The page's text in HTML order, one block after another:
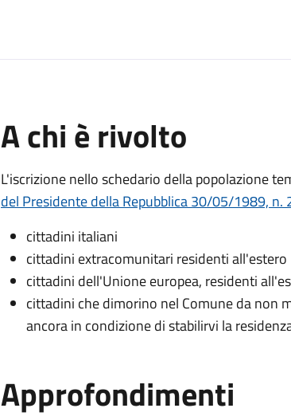
A chi è rivolto
L'iscrizione nello schedario della popolazione
del Presidente della Repubblica 30/05/1989, n.
cittadini italiani
cittadini extracomunitari residenti all'estero
cittadini dell'Unione europea, residenti
cittadini che dimorino nel Comune da non
ancora in condizione di stabilirvi la
Approfondimenti